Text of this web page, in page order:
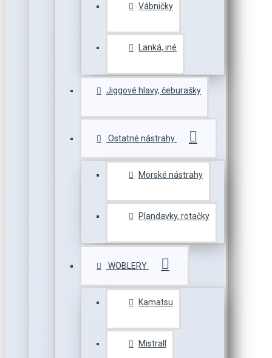
Vábničky
Lanká, iné
Jiggové hlavy, čeburašky
Ostatné nástrahy
Morské nástrahy
Plandavky, rotačky
WOBLERY
Kamatsu
Mistrall